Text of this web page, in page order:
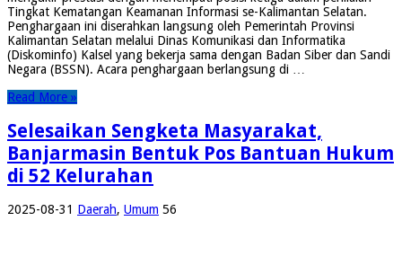
Tingkat Kematangan Keamanan Informasi se-Kalimantan Selatan.
Penghargaan ini diserahkan langsung oleh Pemerintah Provinsi
Kalimantan Selatan melalui Dinas Komunikasi dan Informatika
(Diskominfo) Kalsel yang bekerja sama dengan Badan Siber dan Sandi
Negara (BSSN). Acara penghargaan berlangsung di …
Read More »
Selesaikan Sengketa Masyarakat,
Banjarmasin Bentuk Pos Bantuan Hukum
di 52 Kelurahan
2025-08-31 Daerah, Umum 56